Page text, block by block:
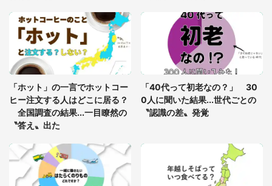
7万人驚がく 「お菓子売り場ならまだしも...」「ハ
ードル高い」
あまりにも四角すぎる猫、激写される 「これもう
座布団だろ」「食パンの耳」と1.4万人困惑
「ホット」の一言でホットコー
ヒー注文する人はどこに居る？
全国調査の結果...一目瞭然の
〝答え〟出た
「40代って初老なの？」 30
0人に聞いた結果...世代ごとの
〝認識の差〟発覚